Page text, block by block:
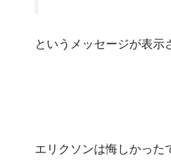
というメッセージが表示
エリクソンは悔しかった